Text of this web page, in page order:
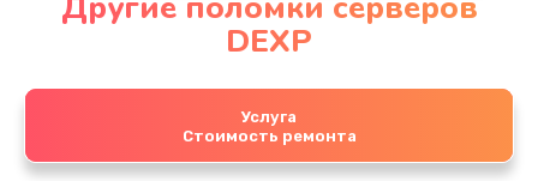
DEXP
Услуга
Стоимость ремонта